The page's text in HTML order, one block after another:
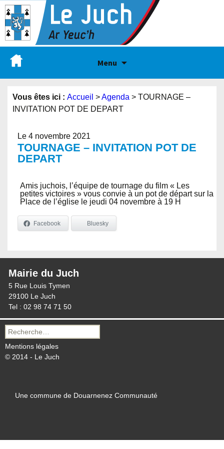
Menu
Vous êtes ici : Accueil >Agenda > TOURNAGE –
INVITATION POT DE DEPART
Le 4 novembre 2021
TOURNAGE – INVITATION POT DE
DEPART
Amis juchois, l’équipe de tournage du film « Les
petites victoires » vous convie à un pot de départ sur la
Place de l’église le jeudi 04 novembre à 19 H
Facebook Bluesky
Mairie du Juch
5 Rue Louis Tymen
29100 Le Juch
Tel : 02 98 74 71 50
Recherche
pour :
Mentions légales
© 2014 - Le Juch
Une commune de Douarnenez Communauté